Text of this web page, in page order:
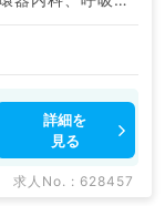
詳細を
見る
求人No. : 628457